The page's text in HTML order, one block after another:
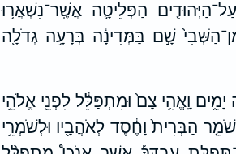
הַפְּלֵיטָ֛ה אֲשֶֽׁר־נִשְׁאֲר֥וּ
שָׁ֣ם בַּמְּדִינָ֔ה בְּרָעָ֥ה גְדֹלָ֖ה
וָֽאֱהִ֥י צָם֙ וּמִתְפַּלֵּ֔ל לִפְנֵ֖י אֱלֹהֵ֥י
הַבְּרִית֙ וָחֶ֔סֶד לְאֹהֲבָ֖יו וּלְשֹׁמְרֵ֥י